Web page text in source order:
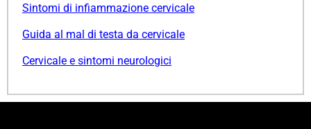
Sintomi di infiammazione cervicale
Guida al mal di testa da cervicale
Cervicale e sintomi neurologici